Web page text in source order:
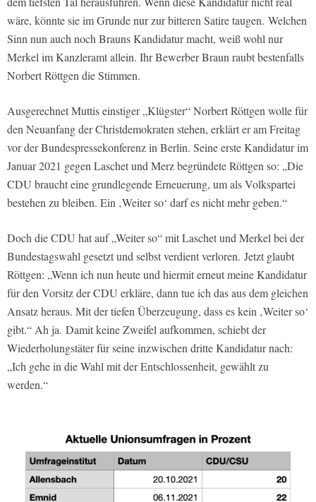
wäre, könnte sie im Grunde nur zur bitteren Satire taugen. Welchen
Sinn nun auch noch Brauns Kandidatur macht, weiß wohl nur
Merkel im Kanzleramt allein. Ihr Bewerber Braun raubt bestenfalls
Norbert Röttgen die Stimmen.
Ausgerechnet Muttis einstiger „Klügster“ Norbert Röttgen wolle für
den Neuanfang der Christdemokraten stehen, erklärt er am Freitag
vor der Bundespressekonferenz in Berlin. Seine erste Kandidatur im
Januar 2021 gegen Laschet und Merz begründete Röttgen so: „Die
CDU braucht eine grundlegende Erneuerung, um als Volkspartei
bestehen zu bleiben. Ein ‚Weiter so‘ darf es nicht mehr geben.“
Doch die CDU hat auf „Weiter so“ mit Laschet und Merkel bei der
Bundestagswahl gesetzt und selbst verdient verloren. Jetzt glaubt
Röttgen: „Wenn ich nun heute und hiermit erneut meine Kandidatur
für den Vorsitz der CDU erkläre, dann tue ich das aus dem gleichen
Ansatz heraus. Mit der tiefen Überzeugung, dass es kein ‚Weiter so‘
gibt.“ Ah ja. Damit keine Zweifel aufkommen, schiebt der
Wiederholungstäter für seine inzwischen dritte Kandidatur nach:
„Ich gehe in die Wahl mit der Entschlossenheit, gewählt zu
werden.“